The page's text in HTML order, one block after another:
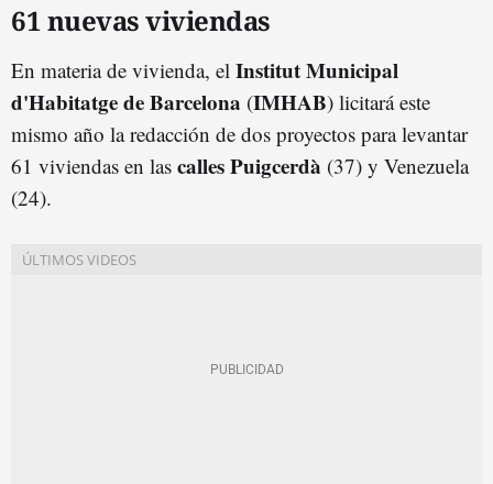
61 nuevas viviendas
En materia de vivienda, el Institut Municipal
d'Habitatge de Barcelona (IMHAB) licitará este
mismo año la redacción de dos proyectos para levantar
61 viviendas en las calles Puigcerdà (37) y Venezuela
(24).